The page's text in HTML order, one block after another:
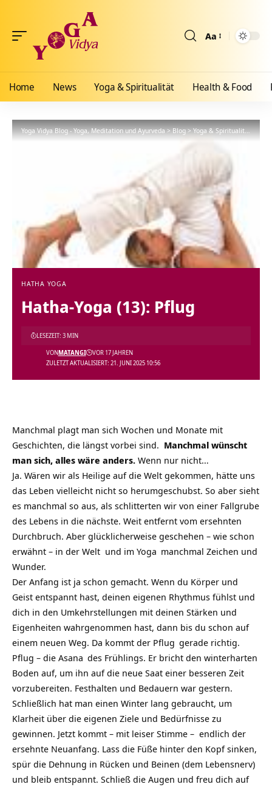
Aa
Home News Yoga & Spiritualität Health & Food
Yoga Vidya Blog - Yoga, Meditation und Ayurveda>Blog>Yoga & Spiritualität >
HATHA YOGA
Hatha-Yoga (13): Pflug
ZULETZT AKTUALISIERT: 21. JUNI 2025 10:56
VONMATANGI VOR 17 JAHREN
LESEZEIT: 3 MIN
Manchmal plagt man sich Wochen und Monate mit
Geschichten, die längst vorbei sind. Manchmal wünscht
man sich, alles wäre anders. Wenn nur nicht…
Ja. Wären wir als Heilige auf die Welt gekommen, hätte uns
das Leben vielleicht nicht so herumgeschubst. So aber sieht
es manchmal so aus, als schlitterten wir von einer Fallgrube
des Lebens in die nächste. Weit entfernt vom ersehnten
Durchbruch. Aber glücklicherweise geschehen – wie schon
erwähnt – in der Welt und im Yoga manchmal Zeichen und
Wunder.
Der Anfang ist ja schon gemacht. Wenn du Körper und
Geist entspannt hast, deinen eigenen Rhythmus fühlst und
dich in den Umkehrstellungen mit deinen Stärken und
Eigenheiten wahrgenommen hast, dann bis du schon auf
einem neuen Weg. Da kommt der Pflug gerade richtig.
Pflug – die Asana des Frühlings. Er bricht den winterharten
Boden auf, um ihn auf die neue Saat einer besseren Zeit
vorzubereiten. Festhalten und Bedauern war gestern.
Schließlich hat man einen Winter lang gebraucht, um
Klarheit über die eigenen Ziele und Bedürfnisse zu
gewinnen. Jetzt kommt – mit leiser Stimme – endlich der
ersehnte Neuanfang. Lass die Füße hinter den Kopf sinken,
spür die Dehnung in Rücken und Beinen (dem Lebensnerv)
und bleib entspannt. Schließ die Augen und freu dich auf